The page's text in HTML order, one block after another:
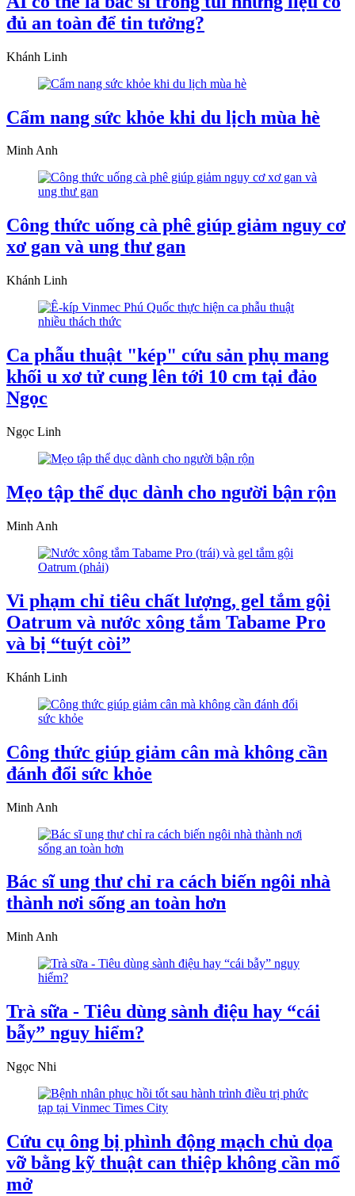
đủ an toàn để tin tưởng?
Khánh Linh
Cẩm nang sức khỏe khi du lịch mùa hè
Minh Anh
Công thức uống cà phê giúp giảm nguy cơ
xơ gan và ung thư gan
Khánh Linh
Ca phẫu thuật "kép" cứu sản phụ mang
khối u xơ tử cung lên tới 10 cm tại đảo
Ngọc
Ngọc Linh
Mẹo tập thể dục dành cho người bận rộn
Minh Anh
Vi phạm chỉ tiêu chất lượng, gel tắm gội
Oatrum và nước xông tắm Tabame Pro
và bị “tuýt còi”
Khánh Linh
Công thức giúp giảm cân mà không cần
đánh đổi sức khỏe
Minh Anh
Bác sĩ ung thư chỉ ra cách biến ngôi nhà
thành nơi sống an toàn hơn
Minh Anh
Trà sữa - Tiêu dùng sành điệu hay “cái
bẫy” nguy hiểm?
Ngọc Nhi
Cứu cụ ông bị phình động mạch chủ dọa
vỡ bằng kỹ thuật can thiệp không cần mổ
mở